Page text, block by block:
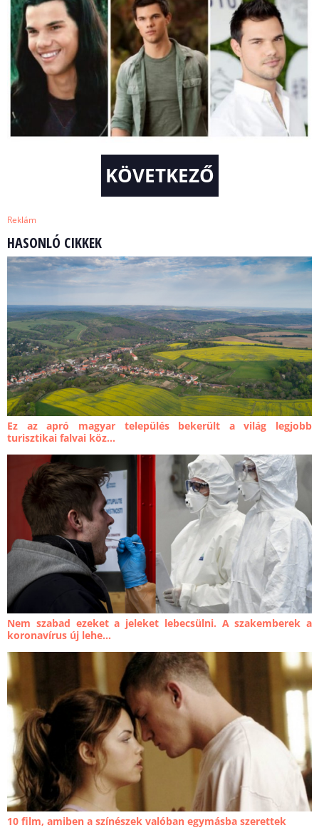
KÖVETKEZŐ
Reklám
HASONLÓ CIKKEK
Ez az apró magyar település bekerült a világ legjobb
turisztikai falvai köz...
Nem szabad ezeket a jeleket lebecsülni. A szakemberek a
koronavírus új lehe...
10 film, amiben a színészek valóban egymásba szerettek